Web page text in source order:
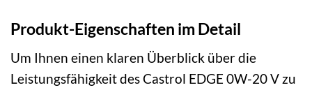
Produkt-Eigenschaften im Detail
Um Ihnen einen klaren Überblick über die
Leistungsfähigkeit des Castrol EDGE 0W-20 V zu